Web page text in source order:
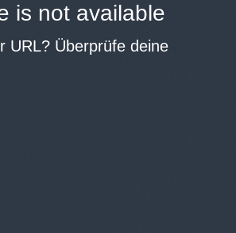
is not available
URL? Überprüfe deine